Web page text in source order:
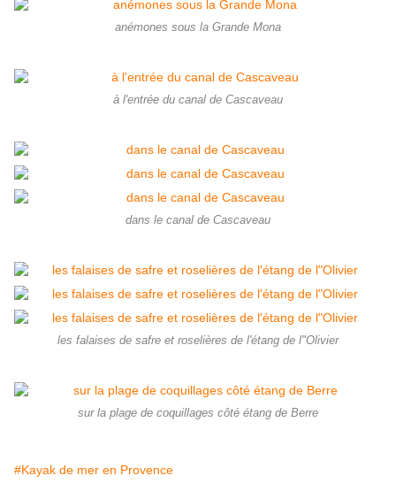
anémones sous la Grande Mona
à l'entrée du canal de Cascaveau
dans le canal de Cascaveau
les falaises de safre et roselières de l'étang de l"Olivier
sur la plage de coquillages côté étang de Berre
#Kayak de mer en Provence